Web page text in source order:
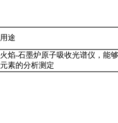
用途
火焰-石墨炉原子吸收光谱仪，能
元素的分析测定